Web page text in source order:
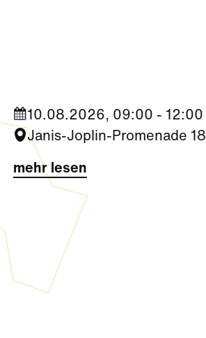
10.08.2026, 09:00 - 12:00
Janis-Joplin-Promenade 18
mehr lesen